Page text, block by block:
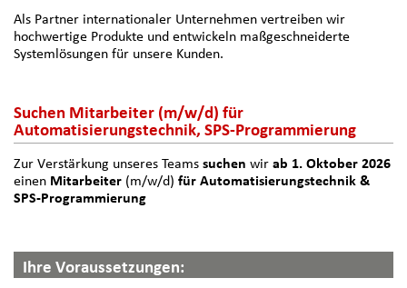
Als Partner internationaler Unternehmen vertreiben wir
hochwertige Produkte und entwickeln maßgeschneiderte
Systemlösungen für unsere Kunden.
Suchen Mitarbeiter (m/w/d) für
Automatisierungstechnik, SPS-Programmierung
Zur Verstärkung unseres Teams suchen wir ab 1. Oktober 2026
einen Mitarbeiter (m/w/d) für Automatisierungstechnik &
SPS-Programmierung
Ihre Voraussetzungen: